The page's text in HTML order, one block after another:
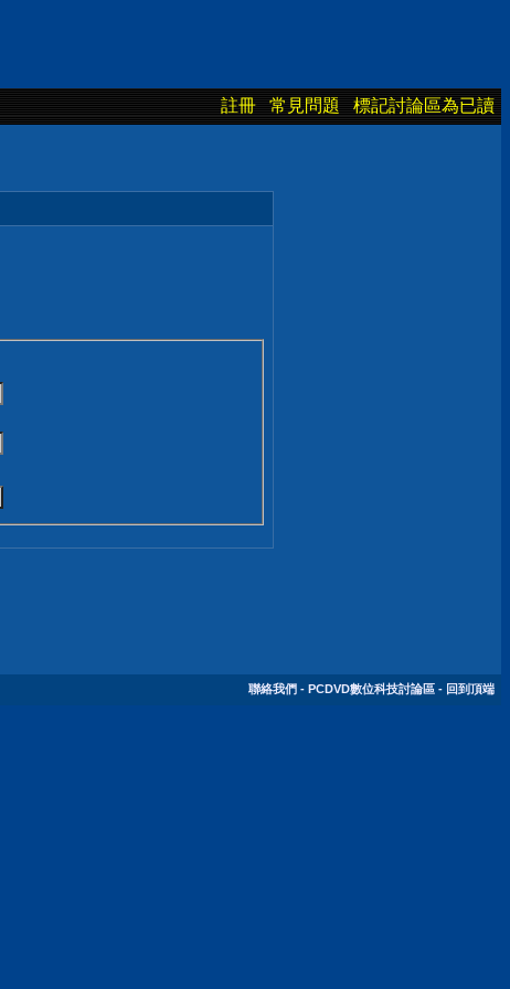
註冊 常見問題 標記討論區為已讀
聯絡我們 - PCDVD數位科技討論區 - 回到頂端